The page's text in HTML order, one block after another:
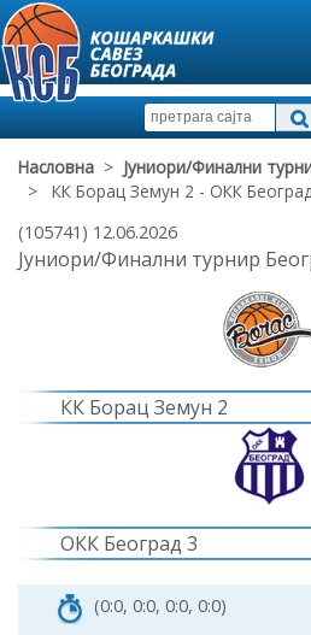
Насловна > Јуниори/Финални
> КК Борац Земун 2 - ОКК
(105741) 12.06.2026
Јуниори/Финални турнир
КК Борац Земун 2
ОКК Београд 3
(0:0, 0:0, 0:0, 0:0)